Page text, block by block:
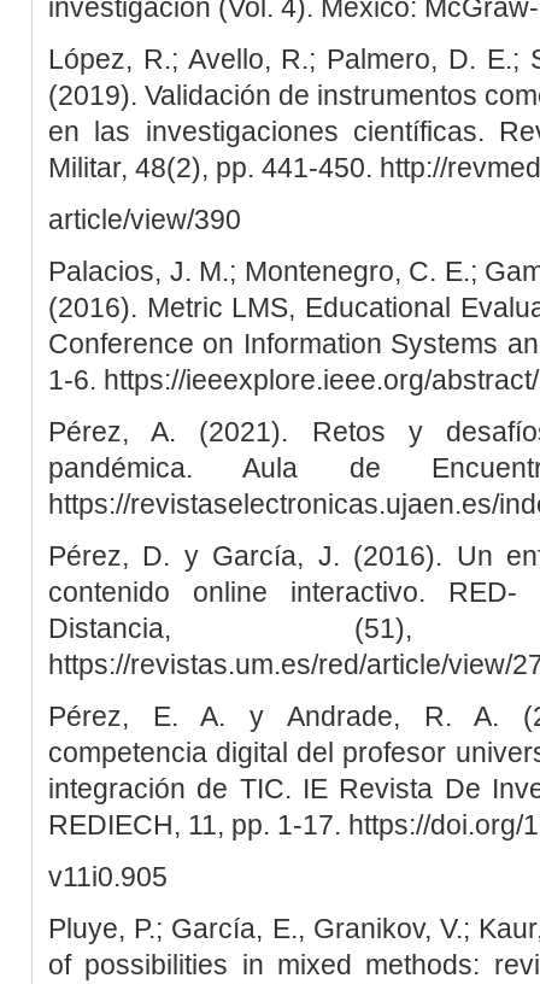
investigación (Vol. 4). México:
López, R.; Avello, R.; Palmero, D. E.;
(2019). Validación de instrumentos
en las investigaciones científicas.
Militar, 48(2), pp. 441-450. http://
article/view/390
Palacios, J. M.; Montenegro, C. E.;
(2016). Metric LMS, Educational
Conference on Information Systems
1-6. https://ieeexplore.ieee.org/
Pérez, A. (2021). Retos y
pandémica. Aula de
https://revistaselectronicas.ujaen.es/
Pérez, D. y García, J. (2016). Un
contenido online interactivo.
Distancia,
https://revistas.um.es/red/article/view/
Pérez, E. A. y Andrade, R. A.
competencia digital del profesor
integración de TIC. IE Revista De
REDIECH, 11, pp. 1-17. https://
v11i0.905
Pluye, P.; García, E., Granikov, V.;
of possibilities in mixed methods: